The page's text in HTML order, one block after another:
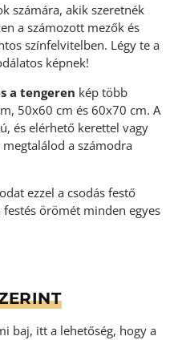
számára, akik szeretnék
a számozott mezők és
színfelvitelben. Légy te a
képnek!
a tengeren kép több
50x60 cm és 60x70 cm. A
és elérhető kerettel vagy
a számodra
ezzel a csodás festő
festés örömét minden egyes
baj, itt a lehetőség, hogy a